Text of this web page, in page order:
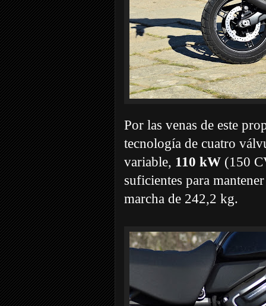
Por las venas de este
tecnología de cuatro
variable, 110 kW (150
suficientes para
marcha de 242,2 kg.